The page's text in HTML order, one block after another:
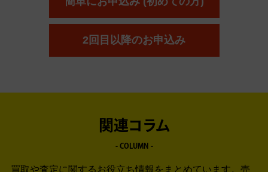
2回目以降のお申込み
関連コラム
- COLUMN -
買取や査定に関するお役立ち情報をまとめています。 売